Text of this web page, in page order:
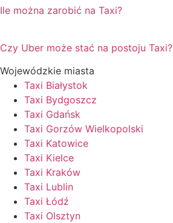
Ile można zarobić na Taxi?
Czy Uber może stać na postoju Taxi?
Wojewódzkie miasta
Taxi Białystok
Taxi Bydgoszcz
Taxi Gdańsk
Taxi Gorzów Wielkopolski
Taxi Katowice
Taxi Kielce
Taxi Kraków
Taxi Lublin
Taxi Łódź
Taxi Olsztyn